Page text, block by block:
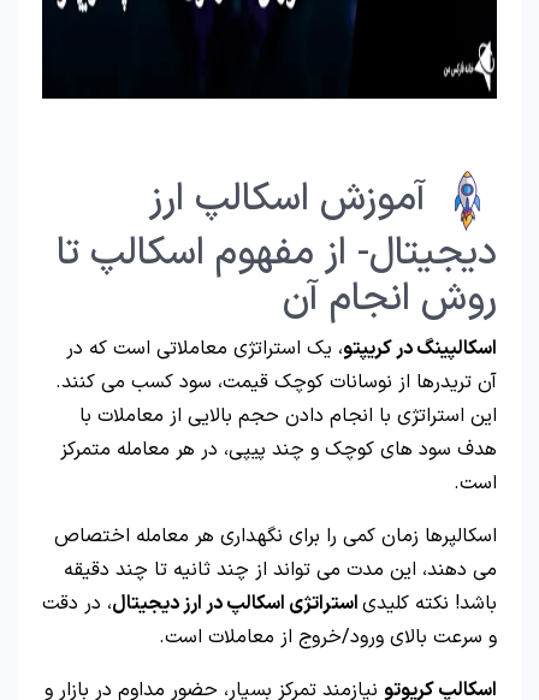
آموزش اسکالپ ارز
دیجیتال- از مفهوم اسکالپ تا
روش انجام آن
اسکالپینگ در کریپتو، یک استراتژی معاملاتی است که در
آن تریدرها از نوسانات کوچک قیمت، سود کسب می کنند.
این استراتژی با انجام دادن حجم بالایی از معاملات با
هدف سود های کوچک و چند پیپی، در هر معامله متمرکز
است.
اسکالپرها زمان کمی را برای نگهداری هر معامله اختصاص
می دهند، این مدت می تواند از چند ثانیه تا چند دقیقه
باشد! نکته کلیدیاستراتژی اسکالپ در ارز دیجیتال، در دقت
و سرعت بالای ورود/خروج از معاملات است.
اسکالپ کریوتو نیازمند تمرکز بسیار، حضور مداوم در بازار و